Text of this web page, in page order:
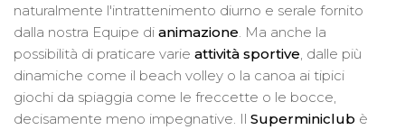
naturalmente l'intrattenimento diurno e serale fornito
dalla nostra Equipe di animazione . Ma anche la
possibilità di praticare varie attività sportive , dalle più
dinamiche come il beach volley o la canoa ai tipici
giochi da spiaggia come le freccette o le bocce,
decisamente meno impegnative. Il Superminiclub è